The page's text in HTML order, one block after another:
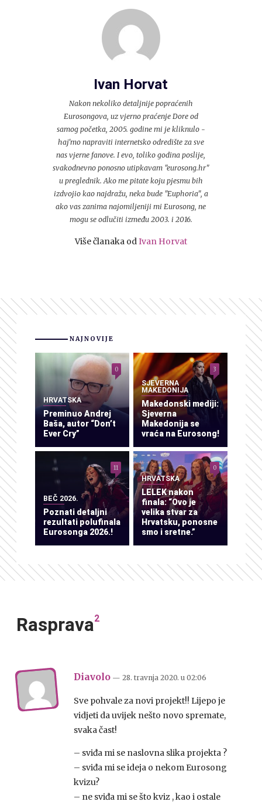
Ivan Horvat
Nakon nekoliko detaljnije popraćenih
Eurosongova, uz vjerno praćenje Dore od
samog početka, 2005. godine mi je kliknulo -
haj'mo napraviti internetsko odredište za sve
nas vjerne fanove. I evo, toliko godina poslije,
svakodnevno ponosno utipkavam "eurosong.hr"
u preglednik. Ako me pitate koju pjesmu bih
izdvojio kao najdražu, neka bude "Euphoria", a
ako vas zanima najomiljeniji mi Eurosong, ne
mogu se odlučiti između 2003. i 2016.
Više članaka od Ivan Horvat
NAJNOVIJE
HRVATSKA
Preminuo Andrej
Baša, autor “Don’t
Ever Cry”
0
SJEVERNA
MAKEDONIJA
Makedonski mediji:
Sjeverna
Makedonija se
vraća na Eurosong!
3
BEČ 2026.
Poznati detaljni
rezultati polufinala
Eurosonga 2026.!
11
HRVATSKA
LELEK nakon
finala: “Ovo je
velika stvar za
Hrvatsku, ponosne
smo i sretne.”
0
Rasprava2
Diavolo — 28. travnja 2020. u 02:06
Sve pohvale za novi projekt!! Lijepo je
vidjeti da uvijek nešto novo spremate,
svaka čast!
– sviđa mi se naslovna slika projekta ?
– sviđa mi se ideja o nekom Eurosong
kvizu?
– ne sviđa mi se što kviz , kao i ostale